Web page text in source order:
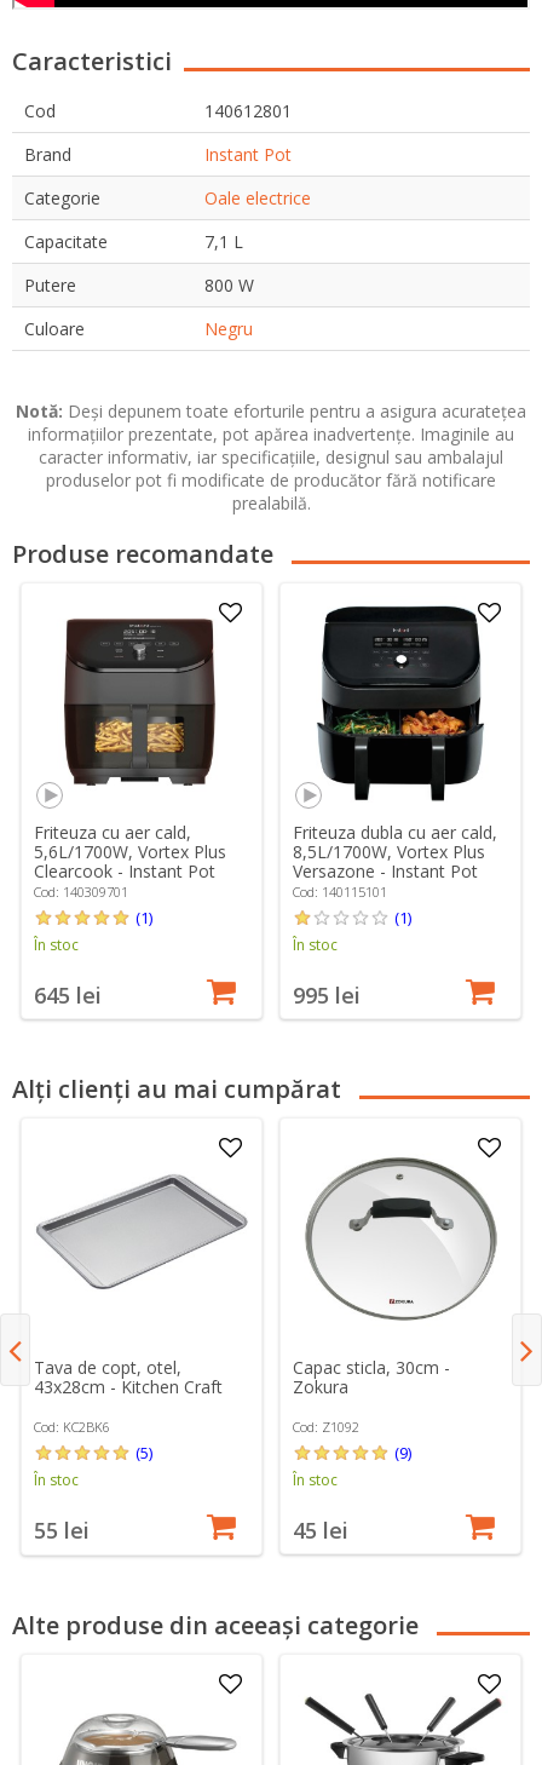
Caracteristici
Cod
140612801
Brand
Instant Pot
Categorie
Oale electrice
Capacitate
7,1 L
Putere
800 W
Culoare
Negru
Notă: Deși depunem toate eforturile pentru a asigura acuratețea
informațiilor prezentate, pot apărea inadvertențe. Imaginile au
caracter informativ, iar specificațiile, designul sau ambalajul
produselor pot fi modificate de producător fără notificare
prealabilă.
Produse recomandate
Friteuza cu aer cald,
5,6L/1700W, Vortex Plus
Clearcook - Instant Pot
Cod: 140309701
(1)
În stoc
645 lei
Friteuza dubla cu aer cald,
8,5L/1700W, Vortex Plus
Versazone - Instant Pot
Cod: 140115101
(1)
În stoc
995 lei
Alți clienți au mai cumpărat
Tava de copt, otel,
43x28cm - Kitchen Craft
Cod: KC2BK6
(5)
În stoc
55 lei
Capac sticla, 30cm -
Zokura
Cod: Z1092
(9)
În stoc
45 lei
Alte produse din aceeași categorie